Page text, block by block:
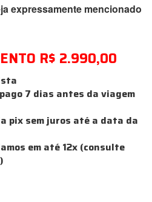
expressamente mencionado
R$ 2.990,00
7 dias antes da viagem
pix sem juros até a data da
em até 12x (consulte